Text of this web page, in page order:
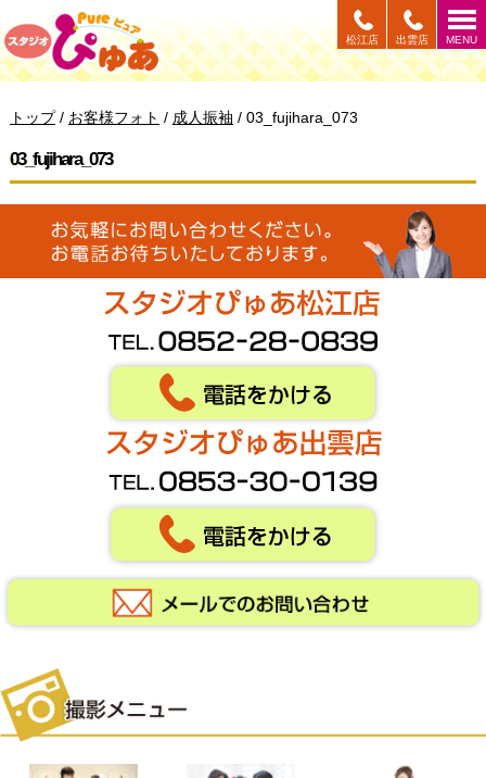
このページの本文へ
MENU
出雲店
松江店
現
の
トップ/ お客様フォト / 成人振袖 / 03_fujihara_073
03_fujihara_073